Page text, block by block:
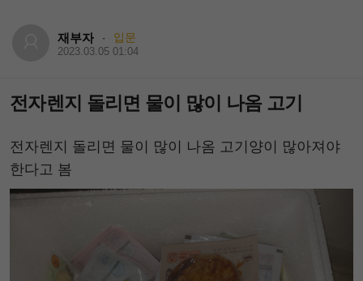
재부자 · 입문
2023.03.05 01:04
전자렌지 돌리면 물이 많이 나옴 고기
전자렌지 돌리면 물이 많이 나옴 고기양이 많아져야
한다고 봄